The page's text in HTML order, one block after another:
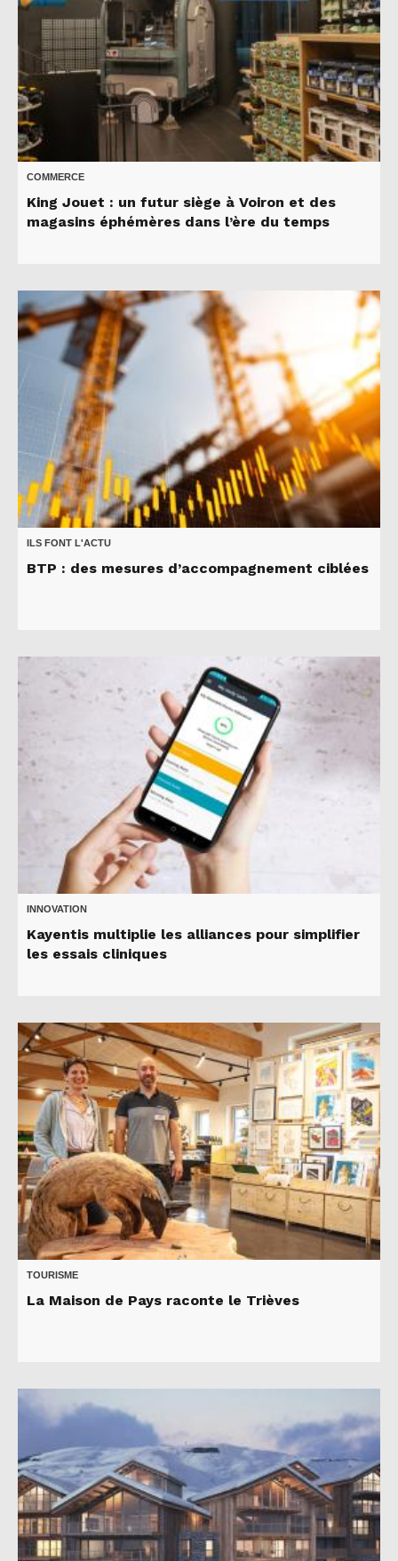
COMMERCE
King Jouet : un futur siège à Voiron et des
magasins éphémères dans l’ère du temps
ILS FONT L'ACTU
BTP : des mesures d’accompagnement ciblées
INNOVATION
Kayentis multiplie les alliances pour simplifier
les essais cliniques
TOURISME
La Maison de Pays raconte le Trièves